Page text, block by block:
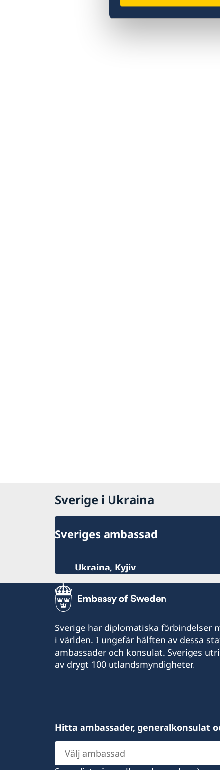
Sverige i Ukraina
Sveriges ambassad
Ukraina, Kyjiv
Sverige har diplomatiska förbindelser
i världen. I ungefär hälften av dessa
ambassader och konsulat. Sveriges
av drygt 100 utlandsmyndigheter.
Hitta ambassader, generalkonsulat
Välj
ambassad